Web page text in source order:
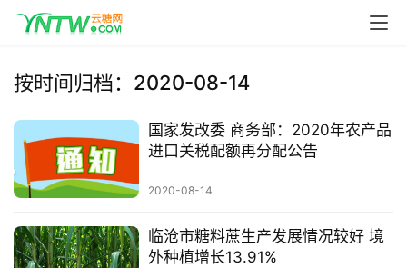
首
页
云
糖
公
众
按时间归档：2020-08-14
国家发改委 商务部：2020年农产品
进口关税配额再分配公告
2020-08-14
临沧市糖料蔗生产发展情况较好 境
外种植增长13.91%